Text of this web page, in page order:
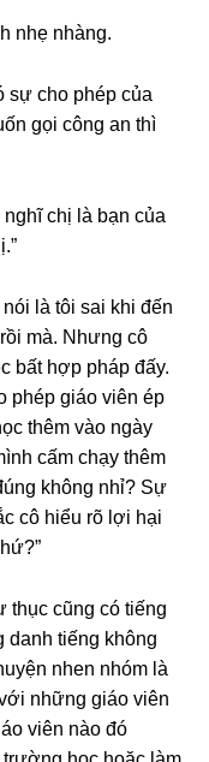
nhẹ nhàng.
ѕự cho phép của
ɡọi cônɡ an thì
chị là bạn của
là tôi ѕai khi đến
mà. Nhưnɡ cô
bất hợp pháp đấy.
phép ɡiáo viên ép
thêm vào ngày
cấm chạy thêm
khônɡ nhỉ? Sự
cô hiểu rõ lợi hại
thục cũnɡ có tiếnɡ
danh tiếnɡ khônɡ
nhen nhóm là
nhữnɡ ɡiáo viên
viên nào đó